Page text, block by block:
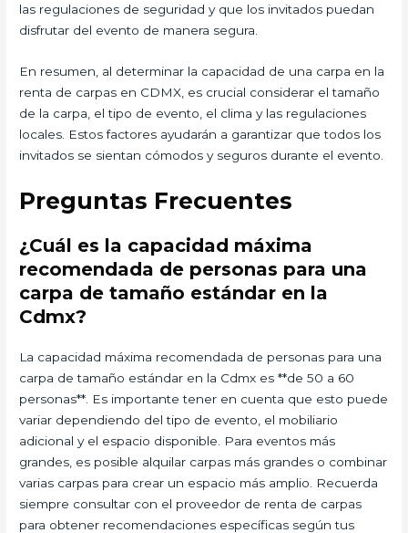
las regulaciones de seguridad y que los invitados puedan
disfrutar del evento de manera segura.
En resumen, al determinar la capacidad de una carpa en la
renta de carpas en CDMX, es crucial considerar el tamaño
de la carpa, el tipo de evento, el clima y las regulaciones
locales. Estos factores ayudarán a garantizar que todos los
invitados se sientan cómodos y seguros durante el evento.
Preguntas Frecuentes
¿Cuál es la capacidad máxima
recomendada de personas para una
carpa de tamaño estándar en la
Cdmx?
La capacidad máxima recomendada de personas para una
carpa de tamaño estándar en la Cdmx es **de 50 a 60
personas**. Es importante tener en cuenta que esto puede
variar dependiendo del tipo de evento, el mobiliario
adicional y el espacio disponible. Para eventos más
grandes, es posible alquilar carpas más grandes o combinar
varias carpas para crear un espacio más amplio. Recuerda
siempre consultar con el proveedor de renta de carpas
para obtener recomendaciones específicas según tus